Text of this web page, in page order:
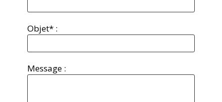
Objet* :
Message :